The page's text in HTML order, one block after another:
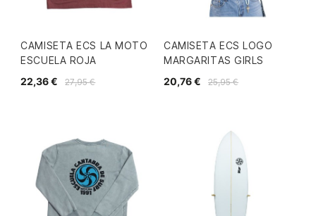
CAMISETA ECS LA MOTO
ESCUELA ROJA
27,95 €
22,36 €
CAMISETA ECS LOGO
MARGARITAS GIRLS
25,95 €
20,76 €